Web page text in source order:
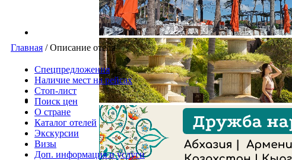
Главная /Описание отеля
Спецпредложения
Наличие мест на рейсах
Стоп-лист
Поиск цен
О стране
Каталог отелей
Экскурсии
Визы
Доп. информация и услуги